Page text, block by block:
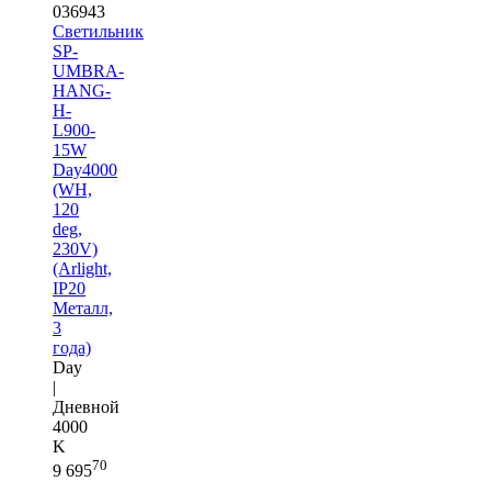
036943
Светильник
SP-
UMBRA-
HANG-
H-
L900-
15W
Day4000
(WH,
120
deg,
230V)
(Arlight,
IP20
Металл,
3
года)
Day
|
Дневной
4000
K
9 69570